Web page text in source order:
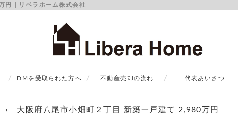
円｜リベラホーム株式会社
DMを受取られた方へ 不動産売却の流れ 代表あいさつ
› 大阪府八尾市小畑町２丁目 新築一戸建て 2,980万円